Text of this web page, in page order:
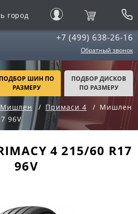
город
+7 (499) 638-26-16
Обратный звонок
ПОДБОР ШИН ПО
РАЗМЕРУ
ПОДБОР ДИСКОВ
ПО РАЗМЕРУ
Мишлен Примаси 4
Мишлен
96V
4 215/60 R17
96V